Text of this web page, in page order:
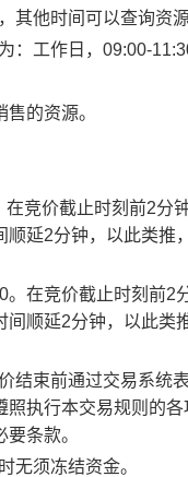
其他时间可以查询资
：工作日，09:00-
的资源。
竞价截止时刻前2分
延2分钟，以此类
在竞价截止时刻前
间顺延2分钟，以此
结束前通过交易系统
执行本交易规则的
条款。
无须冻结资金。